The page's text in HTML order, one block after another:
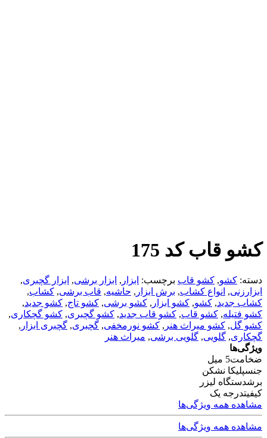
کشو قاب کد 175
دسته: کشو, کشو قاب برچسب: ابزار , ابزار برشی, ابزار گچبری,
ابزارزنی, انواع کشاب, برش ابزار , حاشیه, قاب برشی, کشاب,
کشاب جدید, کشو, کشو ابزار , کشو برشی, کشو تاج, کشو جدید,
کشو فتیله, کشو قاب, کشو قاب جدید, کشو گچبری, کشو گچکاری,
کشو گل, کشو میراث هنر , کشو نورمخفی, گچبری, گچبری ابزار ,
گچکاری, گلویی, گلویی برشی, میراث هنر
ویژگی‌ها
ضخامت5 میل
جنسپلیکا نشکن
برشدستگاه لیزر
کیفیتدرجه یک
مشاهده همه ویژگی‌ها
مشاهده همه ویژگی‌ها